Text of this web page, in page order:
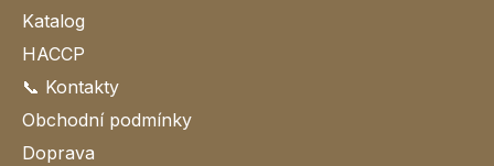
Katalog
HACCP
📞 Kontakty
Obchodní podmínky
Doprava